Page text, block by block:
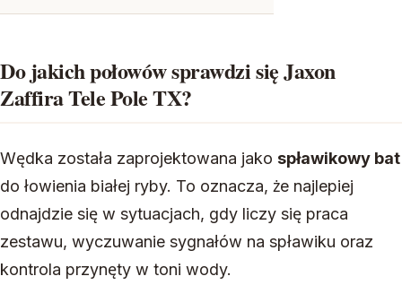
Do jakich połowów sprawdzi się Jaxon
Zaffira Tele Pole TX?
Wędka została zaprojektowana jako spławikowy bat
do łowienia białej ryby. To oznacza, że najlepiej
odnajdzie się w sytuacjach, gdy liczy się praca
zestawu, wyczuwanie sygnałów na spławiku oraz
kontrola przynęty w toni wody.